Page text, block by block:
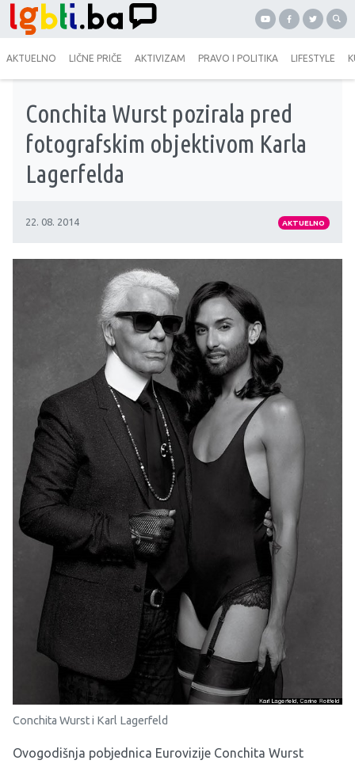
AKTUELNO LIČNE PRIČE AKTIVIZAM PRAVO I POLITIKA LIFESTYLE
Conchita Wurst pozirala pred
fotografskim objektivom Karla
Lagerfelda
22. 08. 2014 AKTUELNO
Conchita Wurst i Karl Lagerfeld
Ovogodišnja pobjednica Eurovizije Conchita Wurst